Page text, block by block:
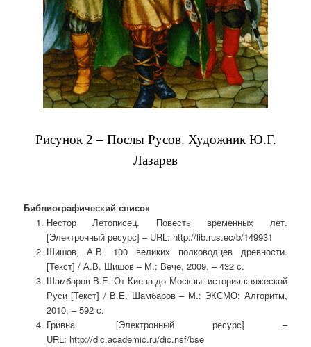
Рисунок 2 – Послы Русов. Художник Ю.Г.
Лазарев
Библиографический список
Нестор Летописец. Повесть временных лет.
[Электронный ресурс] – URL: http://lib.rus.ec/b/149931
Шишов, А.В. 100 великих полководцев древности.
[Текст] / А.В. Шишов – М.: Вече, 2009. – 432 с.
Шамбаров В.Е. От Киева до Москвы: история княжеской
Руси [Текст] / В.Е, Шамбаров – М.: ЭКСМО: Алгоритм,
2010, – 592 с.
Гривна. [Электронный ресурс] –
URL: http://dic.academic.ru/dic.nsf/bse